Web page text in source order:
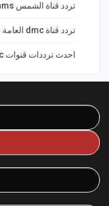
تردد قناة الشمس Al Shams على النايل سات 2026
تردد قناة dmc العامة على النايل سات 2026
احدث ترددات قنوات mbc الجديدة 2026 نايل سات وعرب سات